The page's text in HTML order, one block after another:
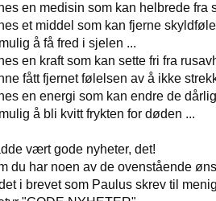
en medisin som kan helbrede fra
et middel som kan fjerne
å få fred i sjelen ...
en kraft som kan sette fri fra
fått fjernet følelsen av å ikke
en energi som kan endre de
å bli kvitt frykten for døden ...
vært gode nyheter, det!
du har noen av de ovenstående
i brevet som Paulus skrev til